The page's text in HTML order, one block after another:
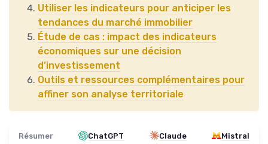
Utiliser les indicateurs pour anticiper les
tendances du marché immobilier
Étude de cas : impact des indicateurs
économiques sur une décision
d’investissement
Outils et ressources complémentaires pour
affiner son analyse territoriale
Résumer ChatGPT Claude Mistral